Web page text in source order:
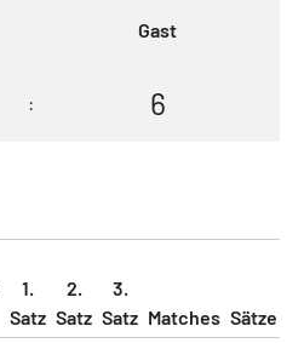
Gast
: 6
1.
Satz
2.
Satz
3.
Satz Matches Sätze